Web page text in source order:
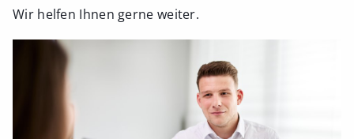
Wir helfen Ihnen gerne weiter.